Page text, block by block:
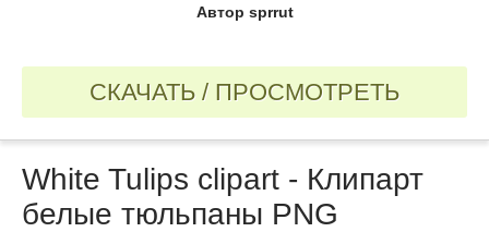
Автор sprrut
СКАЧАТЬ / ПРОСМОТРЕТЬ
White Tulips clipart - Клипарт
белые тюльпаны PNG